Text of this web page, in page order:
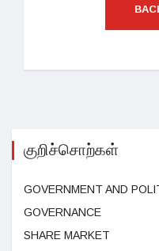
குறிச்சொற்கள்
GOVERNMENT AND
GOVERNANCE
SHARE MARKET